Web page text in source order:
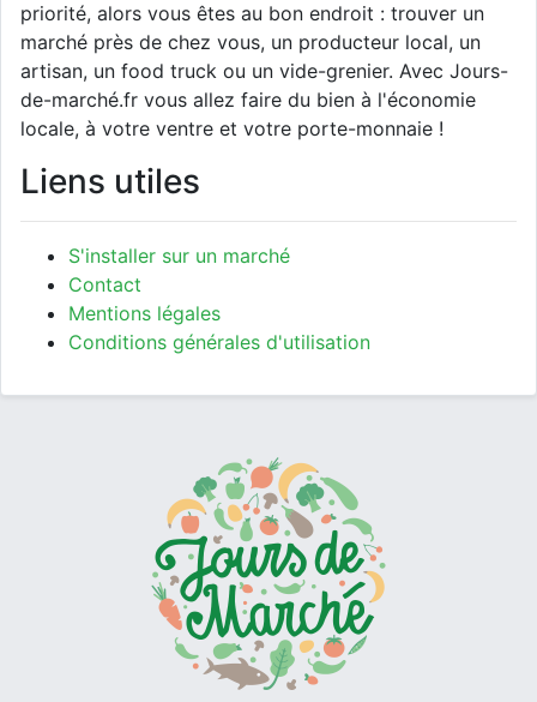
priorité, alors vous êtes au bon endroit : trouver un
marché près de chez vous, un producteur local, un
artisan, un food truck ou un vide-grenier. Avec Jours-
de-marché.fr vous allez faire du bien à l'économie
locale, à votre ventre et votre porte-monnaie !
Liens utiles
S'installer sur un marché
Contact
Mentions légales
Conditions générales d'utilisation